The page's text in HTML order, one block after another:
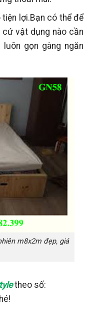
lợi.Bạn có thể để
cứ vật dụng nào cần
gọn gàng ngăn
m8x2m đẹp, giá
theo số: